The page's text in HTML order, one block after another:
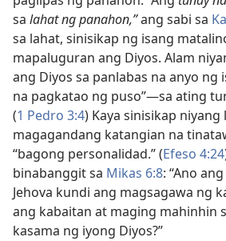
sa lahat ng panahon,”ang sabi sa
sa lahat, sinisikap ng isang
mapaluguran ang Diyos. Alam
ang Diyos sa panlabas na anyo ng
na pagkatao ng puso”—sa ating
(1 Pedro 3:4) Kaya sinisikap
magagandang katangian na
“bagong personalidad.” (Efeso 4:24
binabanggit sa Mikas 6:8: “Ano
Jehova kundi ang magsagawa ng
ang kabaitan at maging mahinhin
kasama ng iyong Diyos?”